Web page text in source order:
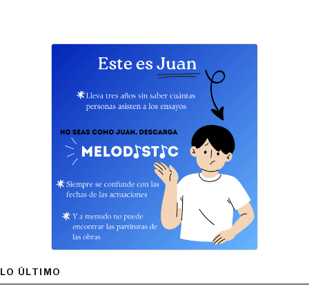
LO ÚLTIMO